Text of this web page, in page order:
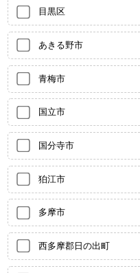
目黒区
あきる野市
青梅市
国立市
国分寺市
狛江市
多摩市
西多摩郡日の出町